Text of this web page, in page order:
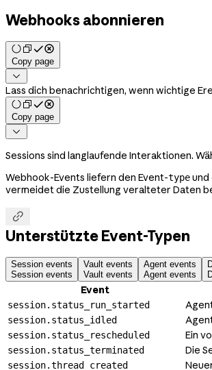
Webhooks abonnieren
Copy page

Lass dich benachrichtigen, wenn wichtige
Copy page

Sessions sind langlaufende Interaktionen.
Webhook-Events liefern den Event-typeund
vermeidet die Zustellung veralteter Daten

Unterstützte Event-Typen
Session events
Session events
Vault events
Vault events
Agent events
Agent events
Event
session.status_run_started
session.status_idled
session.status_rescheduled Ein
session.status_terminated Die
session.thread_created